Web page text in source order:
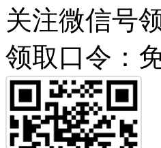
关注微信号
领取口令：